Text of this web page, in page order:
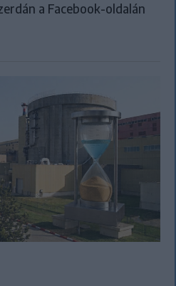
a Facebook-oldalán